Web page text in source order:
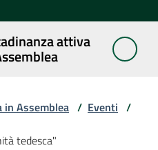
attiva
Assemblea / Eventi /
tedesca"